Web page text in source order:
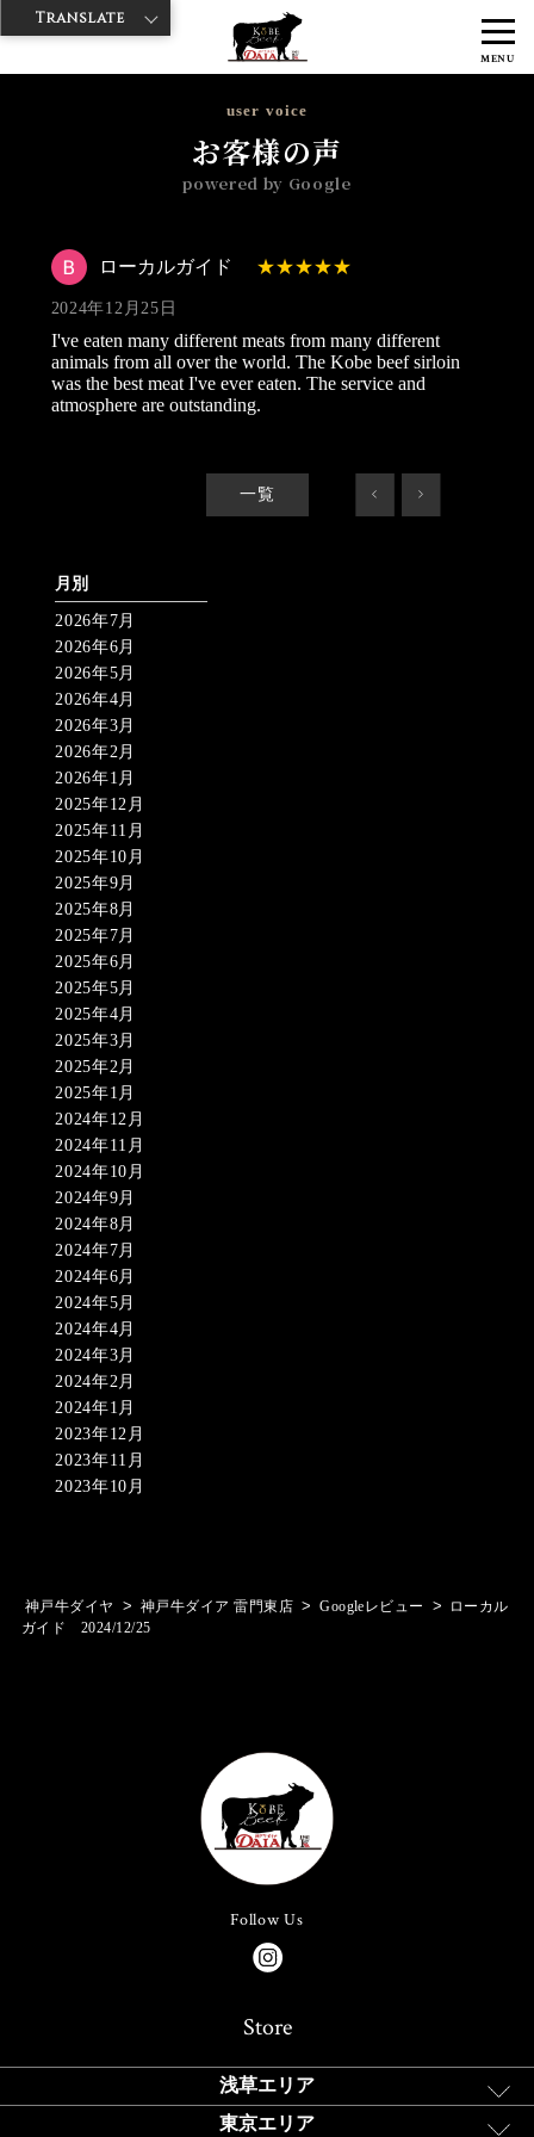
MENU
神戸牛ダイヤ > 神戸牛ダイア 雷門東店
ローカル
user voice
お客様の声
powered by Google
ローカルガイド
2024年12月25日
I've eaten many different meats from many different
animals from all over the world. The Kobe beef sirloin
was the best meat I've ever eaten. The service and
atmosphere are outstanding.
一覧 < >
月別
2026年7月
2026年6月
2026年5月
2026年4月
2026年3月
2026年2月
2026年1月
2025年12月
2025年11月
2025年10月
2025年9月
2025年8月
2025年7月
2025年6月
2025年5月
2025年4月
2025年3月
2025年2月
2025年1月
2024年12月
2024年11月
2024年10月
2024年9月
2024年8月
2024年7月
2024年6月
2024年5月
2024年4月
2024年3月
2024年2月
2024年1月
2023年12月
2023年11月
2023年10月
神戸牛ダイヤ > 神戸牛ダイア 雷門東店 > Googleレビュー >
ローカル
ガイド 2024/12/25
Follow Us
Store
浅草エリア
東京エリア
Translate